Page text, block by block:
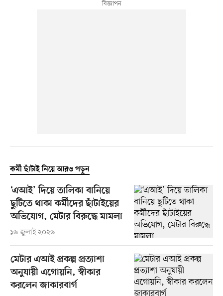
কর্মী ছাঁটাই নিয়ে আরও পড়ুন
‘এআই’ দিয়ে তালিকা বানিয়ে
ছুটিতে থাকা কর্মীদের ছাঁটাইয়ের
অভিযোগ, মেটার বিরুদ্ধে মামলা
১৬ জুলাই ২০২৬
মেটার এআই প্রকল্প প্রত্যাশা
অনুযায়ী এগোয়নি, স্বীকার
করলেন জাকারবার্গ